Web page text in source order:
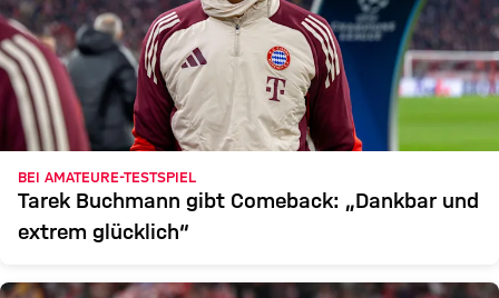
BEI AMATEURE-TESTSPIEL
Tarek Buchmann gibt Comeback: „Dankbar und
extrem glücklich“